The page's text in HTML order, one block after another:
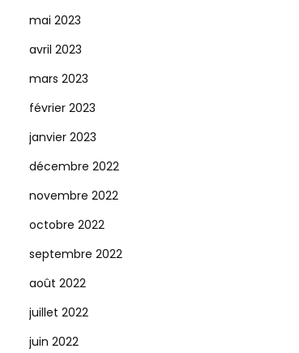
mai 2023
avril 2023
mars 2023
février 2023
janvier 2023
décembre 2022
novembre 2022
octobre 2022
septembre 2022
août 2022
juillet 2022
juin 2022